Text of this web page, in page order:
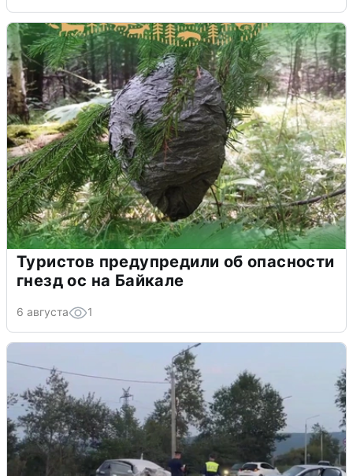
Туристов предупредили об опасности
гнезд ос на Байкале
6 августа 1